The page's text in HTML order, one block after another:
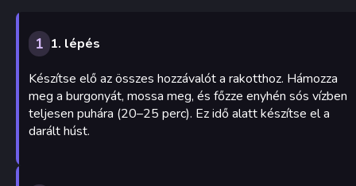
1 1. lépés
Készítse elő az összes hozzávalót a rakotthoz. Hámozza
meg a burgonyát, mossa meg, és főzze enyhén sós vízben
teljesen puhára (20–25 perc). Ez idő alatt készítse el a
darált húst.